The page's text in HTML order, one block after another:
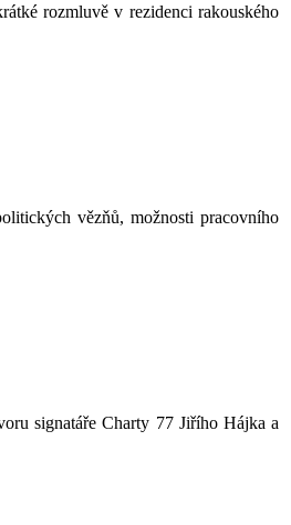
rozmluvě v rezidenci rakouského
vězňů, možnosti pracovního
signatáře Charty 77 Jiřího Hájka a